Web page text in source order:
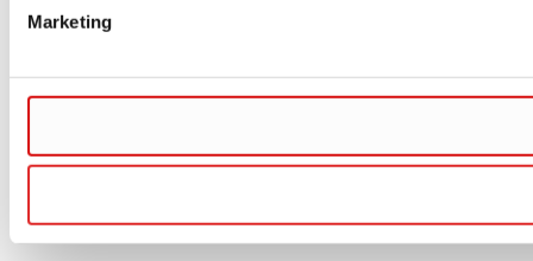
Marketing